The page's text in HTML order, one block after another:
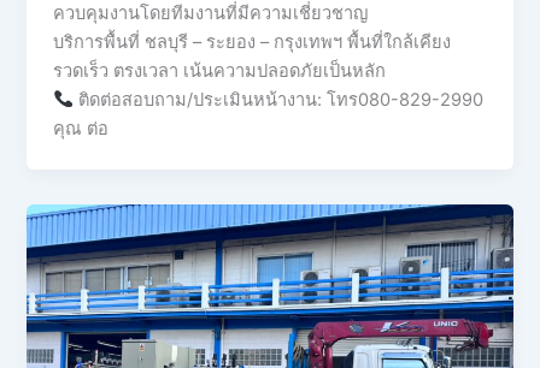
ควบคุมงานโดยทีมงานที่มีความเชี่ยวชาญ
บริการพื้นที่ ชลบุรี – ระยอง – กรุงเทพฯ พื้นที่ใกล้เคียง
รวดเร็ว ตรงเวลา เน้นความปลอดภัยเป็นหลัก
ติดต่อสอบถาม/ประเมินหน้างาน: โทร080-829-2990
คุณ ต่อ